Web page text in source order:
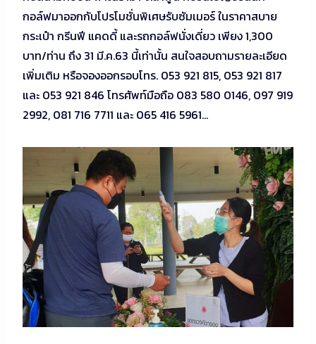
กอล์ฟมาออกกับโปรโมชั่นพิเศษรับซัมเมอร์ ในราคาสบาย
กระเป๋า กรีนฟี แคดดี้ และรถกอล์ฟนั่งเดี่ยว เพียง 1,300
บาท/ท่าน ถึง 31 มี.ค.63 นี้เท่านั้น สนใจสอบถามรายละเอียด
เพิ่มเติม หรือจองออกรอบโทร. 053 921 815, 053 921 817
และ 053 921 846 โทรศัพท์มือถือ 083 580 0146, 097 919
2992, 081 716 7711 และ 065 416 5961…